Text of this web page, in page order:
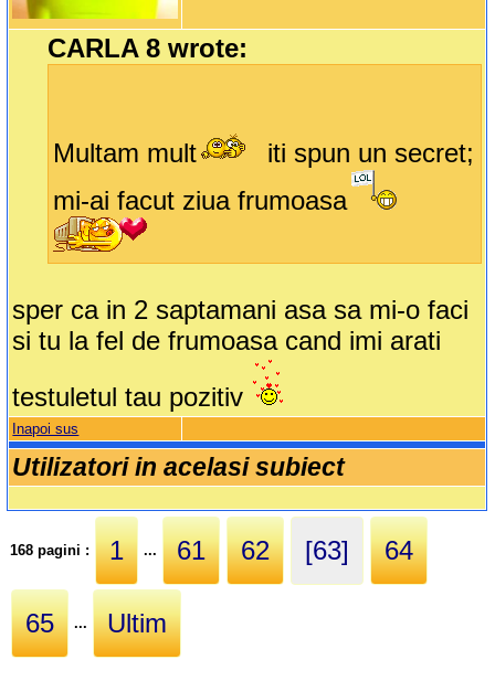
CARLA 8 wrote:
Multam mult
iti spun un secret;
mi-ai facut ziua frumoasa
sper ca in 2 saptamani asa sa mi-o faci
si tu la fel de frumoasa cand imi arati
testuletul tau pozitiv
Inapoi sus
Utilizatori in acelasi subiect
168 pagini : 1 ... 61 62 [63] 64
65 ... Ultim